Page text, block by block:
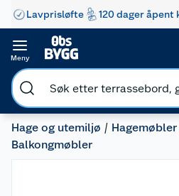
Lavprisløfte 120 dager åpent
Meny
Hage og utemiljø
Balkongmøbler